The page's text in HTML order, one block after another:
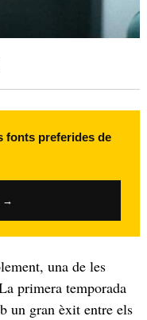
fonts preferides de
→
una de les
primera temporada
un gran èxit entre els